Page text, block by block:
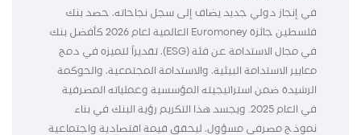
في إنجاز دولي جديد يضاف إلى سجل نجاحاته، حصد بنك
فلسطين جائزة Euromoney العالمية لعام 2026 كأفضل بنك
في مجال الاستدامة عن فئة (ESG)، تقديراً لتميزه في دمج
معايير الاستدامة البيئية، والاستدامة المجتمعية، والحوكمة
الرشيدة ضمن استراتيجيته المؤسسية وعملياته المصرفية
في العام 2025. ويجسد هذا التكريم رؤية البنك في بناء
نموذج مصرفي مسؤول، ليحقق قيمة اقتصادية واجتماعية